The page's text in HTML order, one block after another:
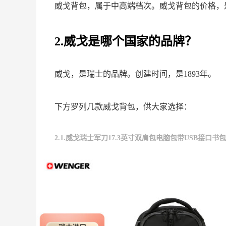
威戈背包，属于中高端档次。威戈背包的价格，
2.威戈是哪个国家的品牌？
威戈，是瑞士的品牌。创建时间，是1893年。
下方罗列几款威戈背包，供大家选择：
2.1.威戈瑞士军刀17.3英寸双肩包电脑包带USB接口书